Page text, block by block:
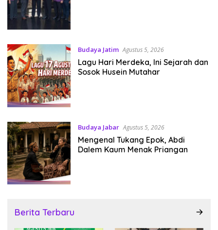
Budaya Jatim Agustus 5, 2026
Lagu Hari Merdeka, Ini Sejarah dan
Sosok Husein Mutahar
Budaya Jabar Agustus 5, 2026
Mengenal Tukang Epok, Abdi
Dalem Kaum Menak Priangan
Berita Terbaru